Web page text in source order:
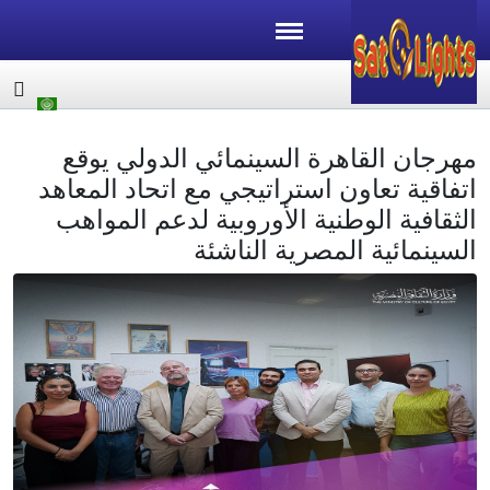
مهرجان القاهرة السينمائي الدولي يوقع
اتفاقية تعاون استراتيجي مع اتحاد المعاهد
الثقافية الوطنية الأوروبية لدعم المواهب
السينمائية المصرية الناشئة